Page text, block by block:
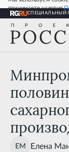
принимаете условия
СПЕЦИАЛЬНЫЙ
Минпромторг: Более половины лекарств от сахарного
Елена